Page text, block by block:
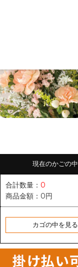
現在のかごの中
合計数量： 0
商品金額： 0円
カゴの中を見る